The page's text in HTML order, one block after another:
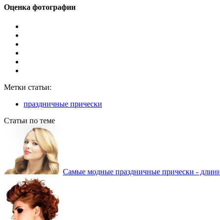
Оценка фотографии
Метки статьи:
праздничные прически
Статьи по теме
Самые модные праздничные прически -